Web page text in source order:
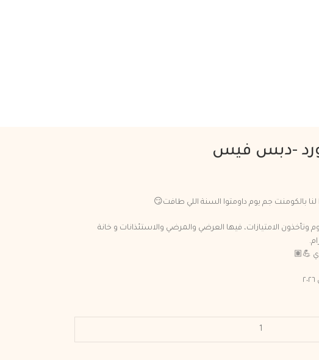
مورد -دبس فيس
لنا بالكومنت جم يوم داومتوا السنة اللي طافت😏
الدوام عشان تلتزمون بال ١٨٠ يوم وتأخذون الامتيازات، فيها العرضي والمرضي والاستئذانات و خانة
💪🏽